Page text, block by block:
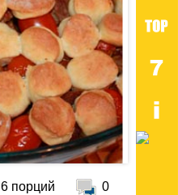
6 порций 0